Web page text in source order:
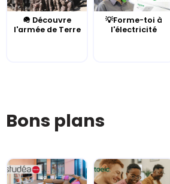
🪖 Découvre
l'armée de Terre
💡Forme-toi à
l'électricité
Bons plans